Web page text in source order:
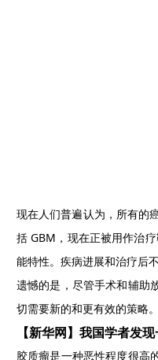
现在人们普遍认为，所有的
括 GBM，现在正被用作治
能特性。疾病进展和治疗后
遗憾的是，尽管手术和辅助
切需要新的和更有效的策略。
【新华网】我国学者发
胶质瘤是一种恶性程度很高